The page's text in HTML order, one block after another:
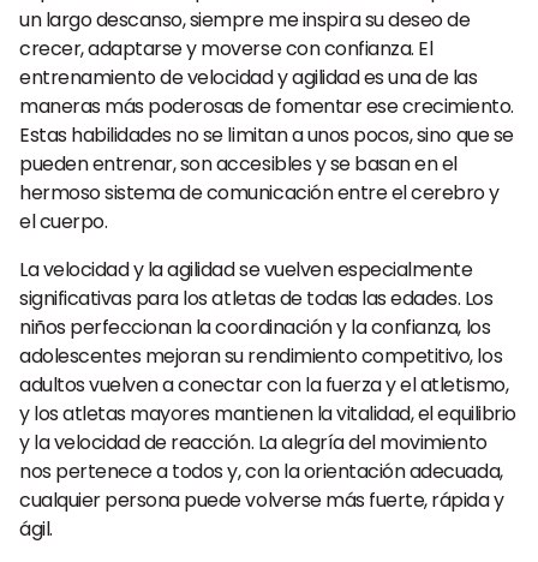
un largo descanso, siempre me inspira su deseo de
crecer, adaptarse y moverse con confianza. El
entrenamiento de velocidad y agilidad es una de las
maneras más poderosas de fomentar ese crecimiento.
Estas habilidades no se limitan a unos pocos, sino que se
pueden entrenar, son accesibles y se basan en el
hermoso sistema de comunicación entre el cerebro y
el cuerpo.
La velocidad y la agilidad se vuelven especialmente
significativas para los atletas de todas las edades. Los
niños perfeccionan la coordinación y la confianza, los
adolescentes mejoran su rendimiento competitivo, los
adultos vuelven a conectar con la fuerza y el atletismo,
y los atletas mayores mantienen la vitalidad, el equilibrio
y la velocidad de reacción. La alegría del movimiento
nos pertenece a todos y, con la orientación adecuada,
cualquier persona puede volverse más fuerte, rápida y
ágil.